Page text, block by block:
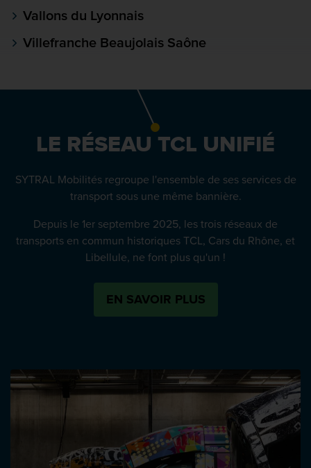
Vallons du Lyonnais
Villefranche Beaujolais Saône
LE RÉSEAU TCL UNIFIÉ
SYTRAL Mobilités regroupe l'ensemble de ses services de
transport sous une même bannière.
Depuis le 1er septembre 2025, les trois réseaux de
transports en commun historiques TCL, Cars du Rhône, et
Libellule, ne font plus qu'un !
EN SAVOIR PLUS